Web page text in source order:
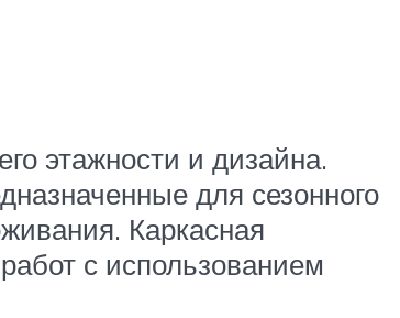
этажности и дизайна.
для сезонного
Каркасная
с использованием